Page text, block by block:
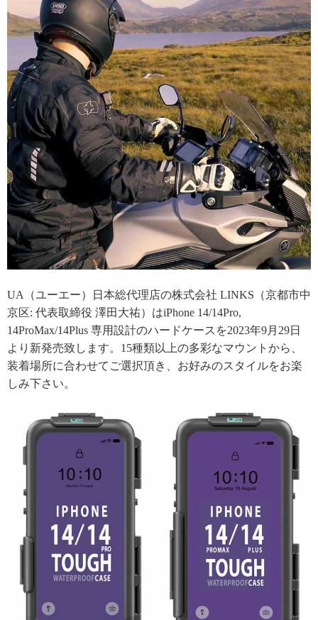
UA（ユーエー）日本総代理店の株式会社 LINKS（京都市中
京区: 代表取締役 澤田大祐）はiPhone 14/14Pro,
14ProMax/14Plus 専用設計のハードケースを2023年9月29日
より新発売致します。15種類以上の多彩なマウントから、
装着場所に合わせてご選択頂き、お好みのスタイルをお楽
しみ下さい。